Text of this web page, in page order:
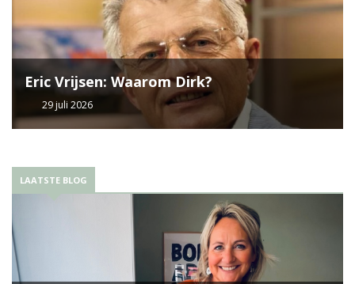
Eric Vrijsen: Waarom Dirk?
29 juli 2026
LAATSTE BLOG